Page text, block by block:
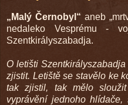
„Malý Černobyl“ aneb
nedaleko Vesprému -
Szentkirályszabadja.
O letišti
zjistit. Letiště se stavělo ke
tak zjistil, tak mělo
vyprávění jednoho